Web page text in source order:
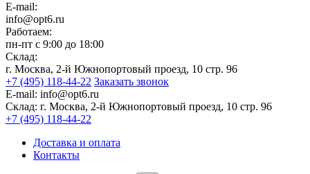
E-mail:
info@opt6.ru
Работаем:
пн-пт с 9:00 до 18:00
Склад:
г. Москва, 2-й Южнопортовый проезд, 10 стр. 96
+7 (495) 118-44-22 Заказать звонок
E-mail: info@opt6.ru
Склад: г. Москва, 2-й Южнопортовый проезд, 10 стр. 96
+7 (495) 118-44-22
Доставка и оплата
Контакты